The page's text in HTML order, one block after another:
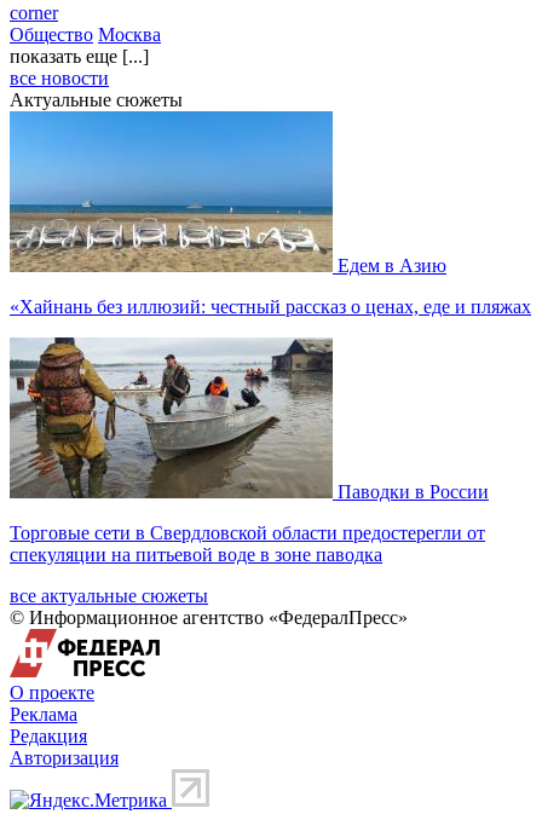
corner
Общество Москва
показать еще [...]
все новости
Актуальные сюжеты
Едем в Азию
«Хайнань без иллюзий: честный рассказ о ценах, еде и пляжах
Паводки в России
Торговые сети в Свердловской области предостерегли от
спекуляции на питьевой воде в зоне паводка
все актуальные сюжеты
© Информационное агентство «ФедералПресс»
О проекте
Реклама
Редакция
Авторизация